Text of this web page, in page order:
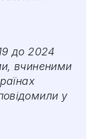
до 2024
вчиненими
у